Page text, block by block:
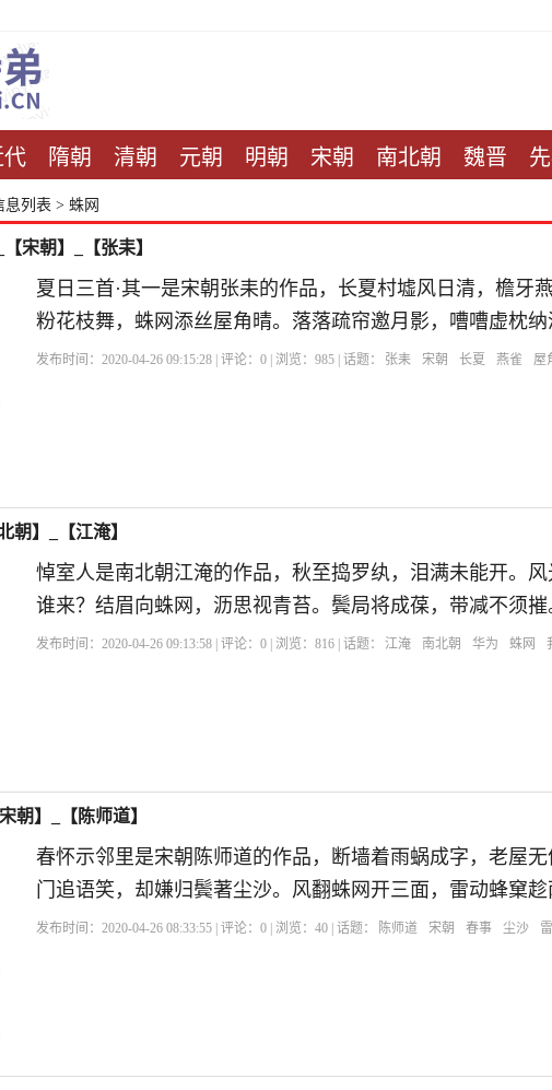
代 隋朝 清朝 元朝 明朝 宋朝 南北朝 魏晋
息列表 > 蛛网
宋朝】_【张耒】
夏日三首·其一是宋朝张耒的作品，长夏村墟风日清，檐牙
粉花枝舞，蛛网添丝屋角晴。落落疏帘邀月影，嘈嘈虚枕
发布时间：2020-04-26 09:15:28 | 评论：0 | 浏览：985 | 话题： 张耒 宋朝 长夏 燕雀 屋
朝】_【江淹】
悼室人是南北朝江淹的作品，秋至捣罗纨，泪满未能开。
谁来？结眉向蛛网，沥思视青苔。鬓局将成葆，带减不须
发布时间：2020-04-26 09:13:58 | 评论：0 | 浏览：816 | 话题： 江淹 南北朝 华为 蛛网
朝】_【陈师道】
春怀示邻里是宋朝陈师道的作品，断墙着雨蜗成字，老屋
门追语笑，却嫌归鬓著尘沙。风翻蛛网开三面，雷动蜂窠
发布时间：2020-04-26 08:33:55 | 评论：0 | 浏览：40 | 话题： 陈师道 宋朝 春事 尘沙